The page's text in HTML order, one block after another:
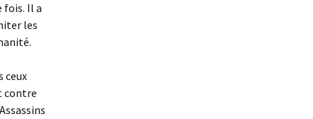
fois. Il a
les
ceux
contre